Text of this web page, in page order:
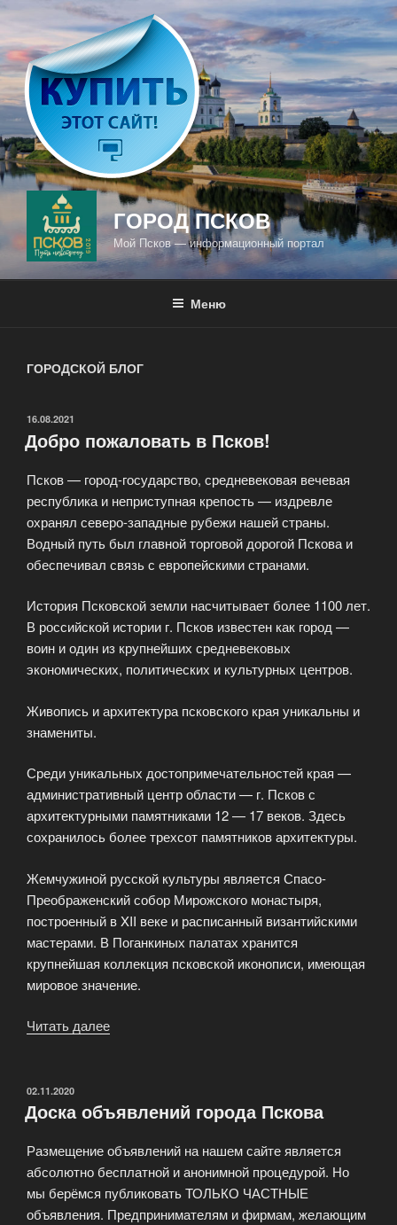
Перейти
содержимому
ГОРОД ПСКОВ
Мой Псков — информационный портал
Меню
ГОРОДСКОЙ БЛОГ
ОПУБЛИКОВАНО
16.08.2021
Добро пожаловать в Псков!
Псков — город-государство, средневековая вечевая
республика и неприступная крепость — издревле
охранял северо-западные рубежи нашей страны.
Водный путь был главной торговой дорогой Пскова и
обеспечивал связь с европейскими странами.
История Псковской земли насчитывает более 1100 лет.
В российской истории г. Псков известен как город —
воин и один из крупнейших средневековых
экономических, политических и культурных центров.
Живопись и архитектура псковского края уникальны и
знамениты.
Среди уникальных достопримечательностей края —
административный центр области — г. Псков с
архитектурными памятниками 12 — 17 веков. Здесь
сохранилось более трехсот памятников архитектуры.
Жемчужиной русской культуры является Спасо-
Преображенский собор Мирожского монастыря,
построенный в XII веке и расписанный византийскими
мастерами. В Поганкиных палатах хранится
крупнейшая коллекция псковской иконописи, имеющая
мировое значение.
Читать далее
ОПУБЛИКОВАНО
02.11.2020
Доска объявлений города Пскова
Размещение объявлений на нашем сайте является
абсолютно бесплатной и анонимной процедурой. Но
мы берёмся публиковать ТОЛЬКО ЧАСТНЫЕ
объявления. Предпринимателям и фирмам, желающим